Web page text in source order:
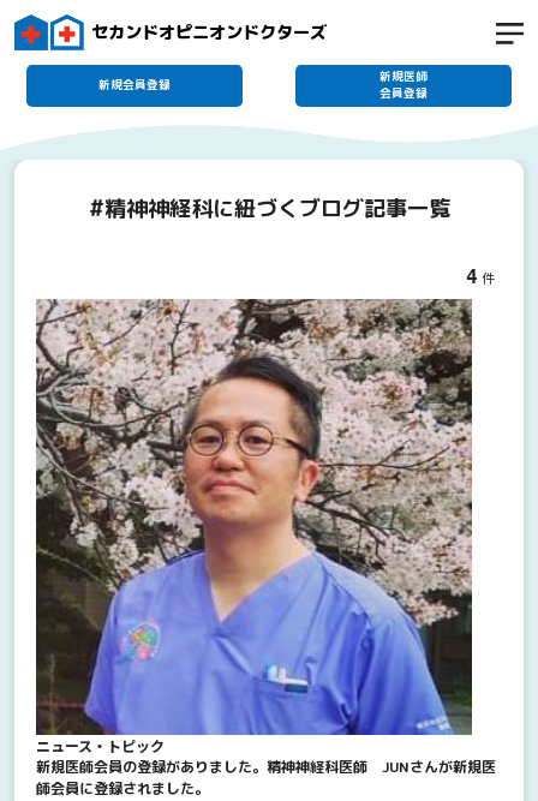
セカンドオピニオンドクターズ
新規会員登録
新規医師
会員登録
#精神神経科に紐づくブログ記事一覧
4 件
ニュース・トピック
新規医師会員の登録がありました。精神神経科医師 JUNさんが新規医
師会員に登録されました。